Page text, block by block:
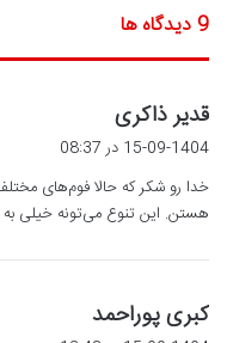
‫9 دیدگاه ها
قدیر ذاکری
ت
:
15-09-1404 در 08:37
خدا رو شکر که حالا فوم‌های
هستن. این تنوع می‌تونه خیلی
کبری پوراحمد
ف